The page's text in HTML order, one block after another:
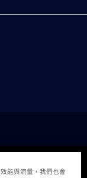
能與流量，我們也會